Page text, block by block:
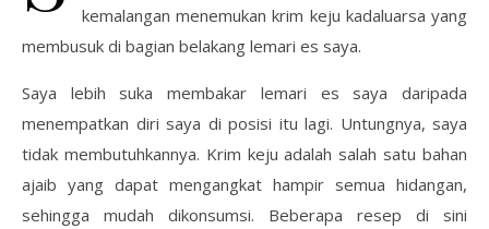
kemalangan menemukan krim keju kadaluarsa yang
membusuk di bagian belakang lemari es saya.
Saya lebih suka membakar lemari es saya daripada
menempatkan diri saya di posisi itu lagi. Untungnya, saya
tidak membutuhkannya. Krim keju adalah salah satu bahan
ajaib yang dapat mengangkat hampir semua hidangan,
sehingga mudah dikonsumsi. Beberapa resep di sini